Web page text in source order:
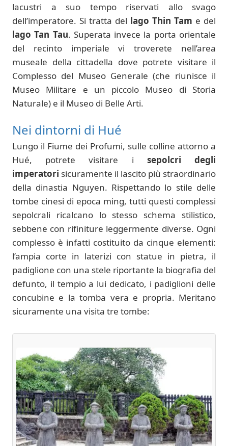
lacustri a suo tempo riservati allo svago
dell’imperatore. Si tratta del lago Thin Tam e del
lago Tan Tau. Superata invece la porta orientale
del recinto imperiale vi troverete nell’area
museale della cittadella dove potrete visitare il
Complesso del Museo Generale (che riunisce il
Museo Militare e un piccolo Museo di Storia
Naturale) e il Museo di Belle Arti.
Nei dintorni di Hué
Lungo il Fiume dei Profumi, sulle colline attorno a
Hué, potrete visitare i sepolcri degli
imperatori sicuramente il lascito più straordinario
della dinastia Nguyen. Rispettando lo stile delle
tombe cinesi di epoca ming, tutti questi complessi
sepolcrali ricalcano lo stesso schema stilistico,
sebbene con rifiniture leggermente diverse. Ogni
complesso è infatti costituito da cinque elementi:
l’ampia corte in laterizi con statue in pietra, il
padiglione con una stele riportante la biografia del
defunto, il tempio a lui dedicato, i padiglioni delle
concubine e la tomba vera e propria. Meritano
sicuramente una visita tre tombe: